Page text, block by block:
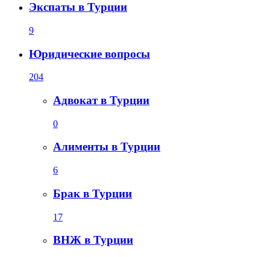
Экспаты в Турции
9
Юридические вопросы
204
Адвокат в Турции
0
Алименты в Турции
6
Брак в Турции
17
ВНЖ в Турции